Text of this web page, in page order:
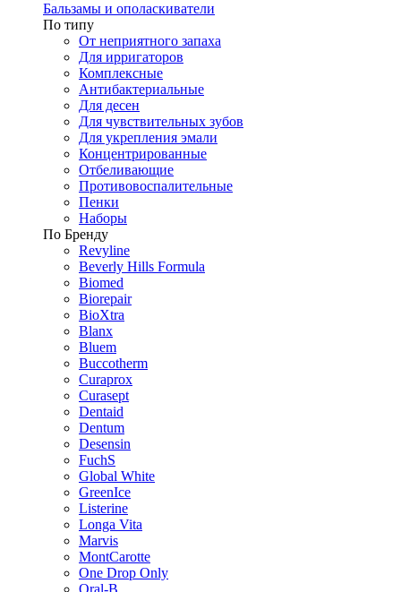
Бальзамы и ополаскиватели
По типу
От неприятного запаха
Для ирригаторов
Комплексные
Антибактериальные
Для десен
Для чувствительных зубов
Для укрепления эмали
Концентрированные
Отбеливающие
Противовоспалительные
Пенки
Наборы
По Бренду
Revyline
Beverly Hills Formula
Biomed
Biorepair
BioXtra
Blanx
Bluem
Buccotherm
Curaprox
Curasept
Dentaid
Dentum
Desensin
FuchS
Global White
GreenIce
Listerine
Longa Vita
Marvis
MontCarotte
One Drop Only